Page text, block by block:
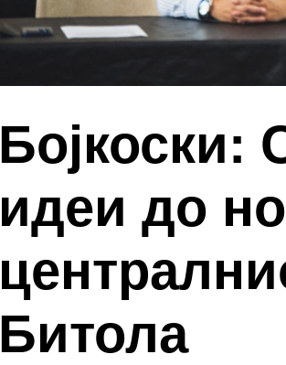
Бојкоски:
идеи до
Битола